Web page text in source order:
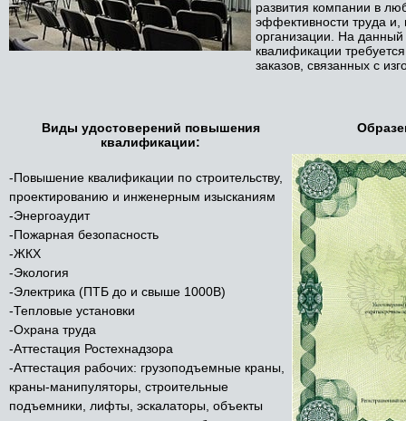
развития компании в
эффективности труда и,
организации. На
квалификации
заказов, связанных с
Виды удостоверений повышения
квалификации:
-Повышение квалификации по строительству,
проектированию и инженерным изысканиям
-Энергоаудит
-Пожарная безопасность
-ЖКХ
-Экология
-Электрика (ПТБ до и свыше 1000В)
-Тепловые установки
-Охрана труда
-Аттестация Ростехнадзора
-Аттестация рабочих: грузоподъемные краны,
краны-манипуляторы, строительные
подъемники, лифты, эскалаторы, объекты